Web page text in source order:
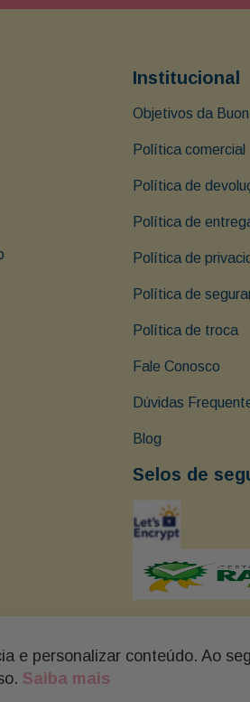
Institucional
Objetivos da
Política comercial
Política de
Política de
Política de
Política de
Política de troca
Fale Conosco
Dúvidas
Blog
Selos de
- Santos - SP Tel: (13) 3237-0102 BUON
e personalizar conteúdo. Ao
Saiba mais